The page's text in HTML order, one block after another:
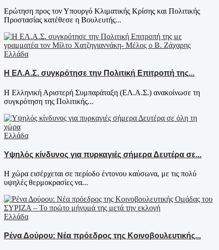
Ερώτηση προς τον Υπουργό Κλιματικής Κρίσης και Πολιτικής
Προστασίας κατέθεσε η Βουλευτής...
Ελλάδα
Η ΕΛ.Α.Σ. συγκρότησε την Πολιτική Επιτροπή της...
Η Ελληνική Αριστερή Συμπαράταξη (ΕΛ.Α.Σ.) ανακοίνωσε τη
συγκρότηση της Πολιτικής...
Ελλάδα
Υψηλός κίνδυνος για πυρκαγιές σήμερα Δευτέρα σε...
Η χώρα εισέρχεται σε περίοδο έντονου καύσωνα, με τις πολύ
υψηλές θερμοκρασίες να...
Ελλάδα
Ρένα Δούρου: Νέα πρόεδρος της Κοινοβουλευτικής...